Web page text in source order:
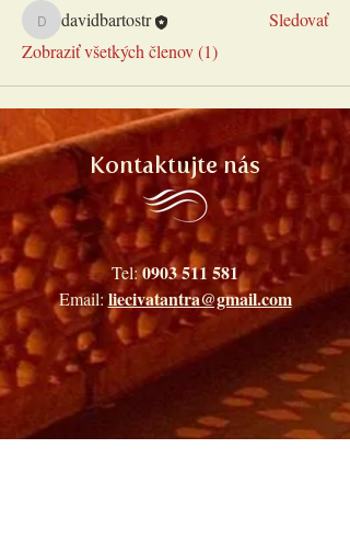
davidbartostr
davidbartostr
Sledovať
Zobraziť všetkých členov (1)
Kontaktujte nás
Tel:0903 511 581
Email: liecivatantra@gmail.com